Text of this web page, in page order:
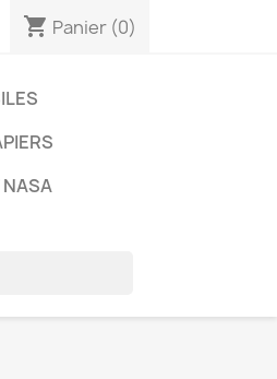
shopping_cart Panier (0)
NASA